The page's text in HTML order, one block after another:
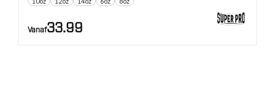
Vanaf33.99